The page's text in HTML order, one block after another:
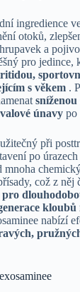
ingredience
otoků,
a
pro jedince,
s věkem .
únavy po
při
po
což z něj
nabízí